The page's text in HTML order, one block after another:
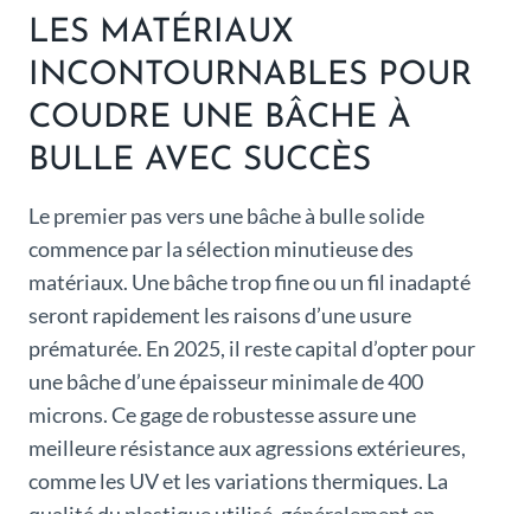
LES MATÉRIAUX
INCONTOURNABLES POUR
COUDRE UNE BÂCHE À
BULLE AVEC SUCCÈS
Le premier pas vers une bâche à bulle solide
commence par la sélection minutieuse des
matériaux. Une bâche trop fine ou un fil inadapté
seront rapidement les raisons d’une usure
prématurée. En 2025, il reste capital d’opter pour
une bâche d’une épaisseur minimale de 400
microns. Ce gage de robustesse assure une
meilleure résistance aux agressions extérieures,
comme les UV et les variations thermiques. La